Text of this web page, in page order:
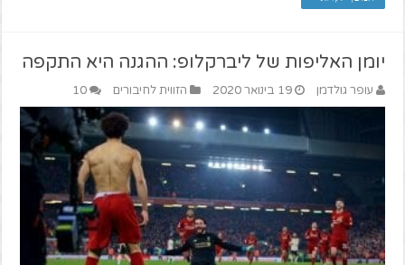
יומן האליפות של ליברקלופ: ההגנה היא התקפה
עופר גולדמן 19 בינואר 2020 הזווית לחיבורים 10